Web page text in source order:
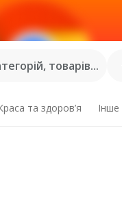
товарів...
та здоров’я Інше